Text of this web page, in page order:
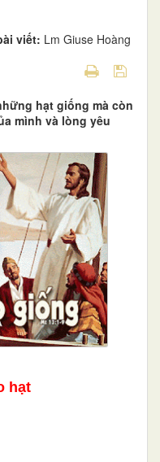
viết: Lm Giuse Hoàng
hạt giống mà còn
mình và lòng yêu
hạt